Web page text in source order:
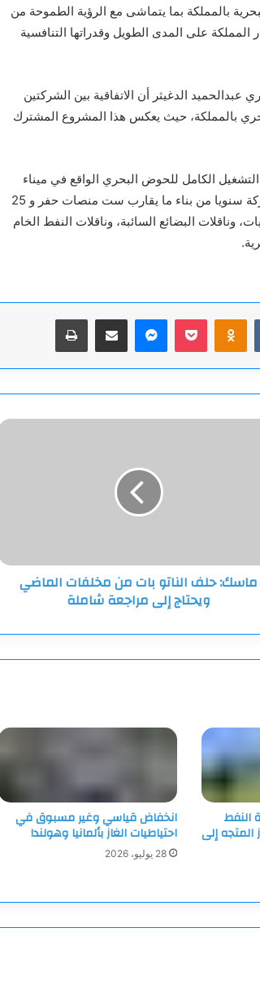
بالمملكة بما يتماشى مع الرؤية الطموحة من
المملكة على المدى الطويل وقدراتها التنافسية
الدغيثر أن الاتفاقية بين الشركتين
بالمملكة، حيث يعكس هذا المشروع المشترك
الكامل للحوض البحري الواقع في ميناء
رأس الخير البالغ مساحته 12 مليون متر مربع، والذي سيمكن الشركة سنويا من بناء ما يقارب ست منصات حفر و 25
وناقلات البضائع السائبة، وناقلات النفط الخام
Odnoklassniki
‫Pocketماسنجرمشاركة عبر البريد طباعة
ماسك: حلف الناتو بات من مخلفات الماضي
ويحتاج إلى مراجعة شاملة
النفط
المتجه إلى
انخفاض قياسي وغير مسبوق في
احتياطيات الغاز بألمانيا وهولندا
28 يوليو، 2026